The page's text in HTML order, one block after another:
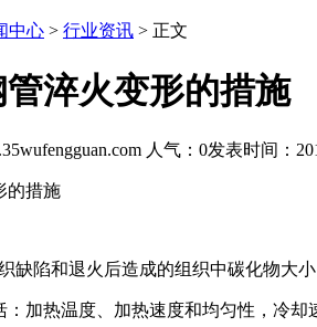
中心 > 行业资讯 > 正文
淬火变形的措施
人气： 0发表时间：
的措施
缺陷和退火后造成的组织中碳化物大
：加热温度、加热速度和均匀性，冷却